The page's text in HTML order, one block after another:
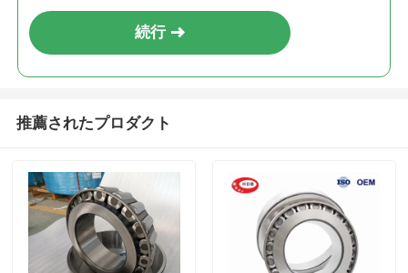
続行
推薦されたプロダクト